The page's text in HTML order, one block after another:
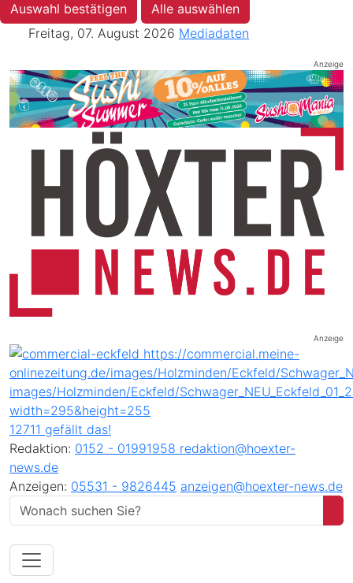
Auswahl bestätigen
Alle auswählen
Freitag, 07. August 2026 Mediadaten
Anzeige
Anzeige
12711 gefällt das!
Redaktion: 0152 - 01991958 redaktion@hoexter-
news.de
Anzeigen: 05531 - 9826445 anzeigen@hoexter-news.de